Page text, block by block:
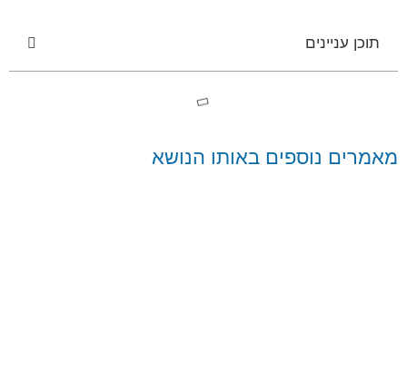
תוכן עניינים
מאמרים נוספים באותו הנושא